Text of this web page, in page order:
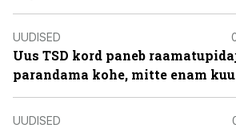
UUDISED
Uus TSD kord paneb
parandama kohe, mitte enam
UUDISED